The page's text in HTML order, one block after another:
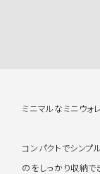
ミニマルなミニウォレ
コンパクトでシンプ
のをしっかり収納で